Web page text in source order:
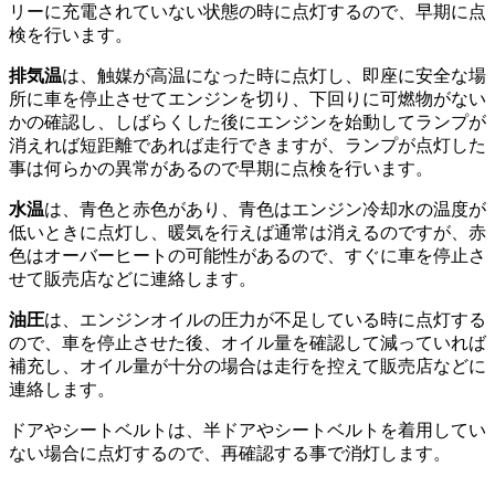
リーに充電されていない状態の時に点灯するので、早期に点
検を行います。
排気温は、触媒が高温になった時に点灯し、即座に安全な場
所に車を停止させてエンジンを切り、下回りに可燃物がない
かの確認し、しばらくした後にエンジンを始動してランプが
消えれば短距離であれば走行できますが、ランプが点灯した
事は何らかの異常があるので早期に点検を行います。
水温は、青色と赤色があり、青色はエンジン冷却水の温度が
低いときに点灯し、暖気を行えば通常は消えるのですが、赤
色はオーバーヒートの可能性があるので、すぐに車を停止さ
せて販売店などに連絡します。
油圧は、エンジンオイルの圧力が不足している時に点灯する
ので、車を停止させた後、オイル量を確認して減っていれば
補充し、オイル量が十分の場合は走行を控えて販売店などに
連絡します。
ドアやシートベルトは、半ドアやシートベルトを着用してい
ない場合に点灯するので、再確認する事で消灯します。